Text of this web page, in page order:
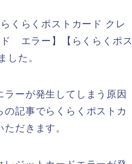
くらくポストカード クレ
エラー】【らくらくポス
した。
ーが発生してしまう原因
記事でらくらくポストカ
だきます。